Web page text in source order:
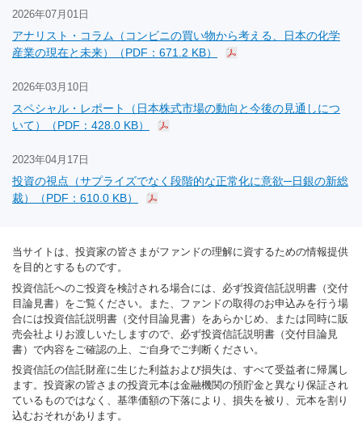
2026年07月01日
アナリスト・コラム（コンビニの買い物から考える、日本の化学
産業の現在と未来）（PDF：671.2 KB）
2026年03月10日
スペシャル・レポート（日本株式市場の動向と今後の見通しにつ
いて）（PDF：428.0 KB）
2023年04月17日
投資の視点（サプライズでなく段階的な正常化に意欲─日銀の新総
裁）（PDF：610.0 KB）
当サイトは、投資家の皆さまがファンドの理解に資するための情報提供
を目的とするものです。
投資信託へのご投資を検討される場合には、必ず投資信託説明書（交付
目論見書）をご覧ください。また、ファンドの取得のお申込みを行う場
合には投資信託説明書（交付目論見書）をあらかじめ、または同時に販
売会社よりお渡しいたしますので、必ず投資信託説明書（交付目論見
書）で内容をご確認の上、ご自身でご判断ください。
投資信託の信託財産に生じた利益および損失は、すべて受益者に帰属し
ます。投資家の皆さまの投資元本は金融機関の預貯金と異なり保証され
ているものではなく、基準価額の下落により、損失を被り、元本を割り
込むおそれがあります。